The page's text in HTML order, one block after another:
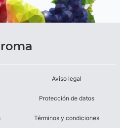
Aviso legal
Protección de datos
Términos y condiciones